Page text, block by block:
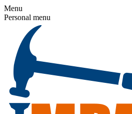
Menu
Personal menu